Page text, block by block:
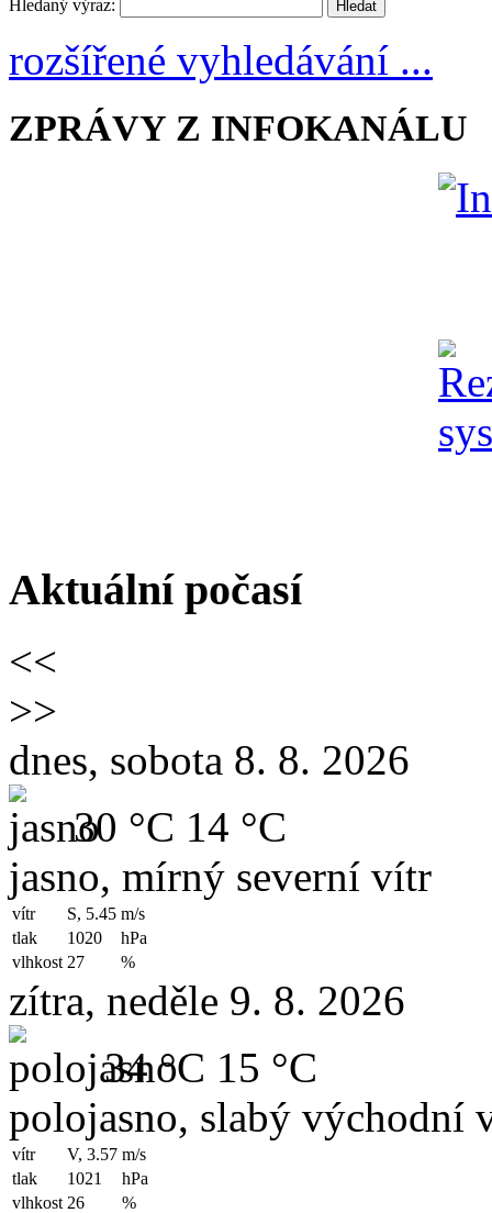
Hledaný výraz:
rozšířené vyhledávání ...
ZPRÁVY Z INFOKANÁLU
Aktuální počasí
<<
>>
dnes, sobota 8. 8. 2026
30 °C 14 °C
jasno, mírný severní vítr
vítr S, 5.45 m/s
tlak
1020
hPa
vlhkost 27 %
zítra, neděle 9. 8. 2026
34 °C 15 °C
polojasno, slabý východní
vítr V, 3.57 m/s
tlak
1021
hPa
vlhkost 26 %